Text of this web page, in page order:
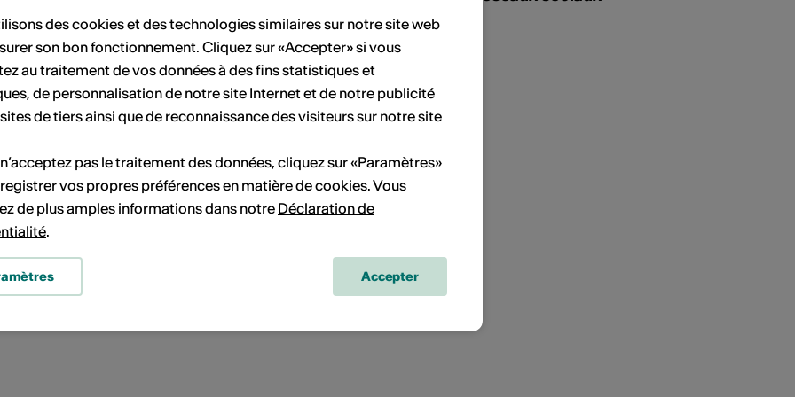
- 18.09.2026
Theurillat - Le Diplôme
25.09.2026
Louis Droz
des cookies et des technologies similaires sur notre site web
son bon fonctionnement. Cliquez sur «Accepter» si vous
au traitement de vos données à des fins statistiques et
de personnalisation de notre site Internet et de notre publicité
de tiers ainsi que de reconnaissance des visiteurs sur notre site
pas le traitement des données, cliquez sur «Paramètres»
vos propres préférences en matière de cookies. Vous
de plus amples informations dans notre Déclaration de
.
Accepter